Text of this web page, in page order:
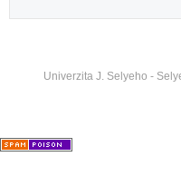
Univerzita J. Selyeho -